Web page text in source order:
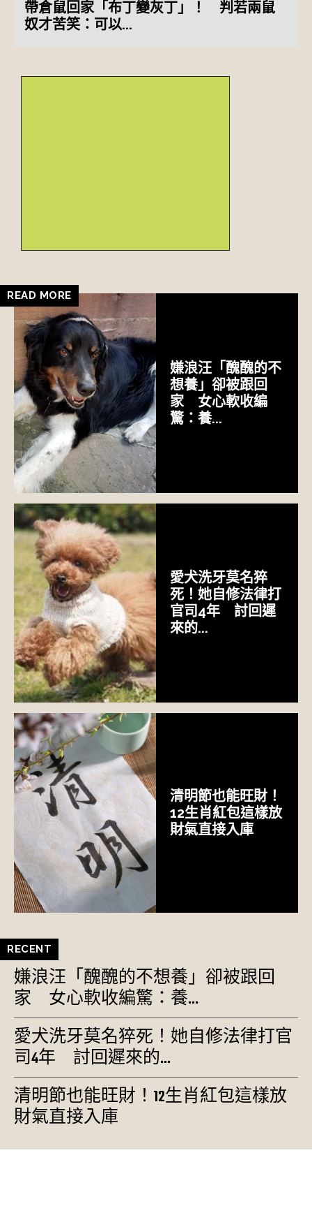
帶倉鼠回家「布丁變灰丁」！ 判若兩鼠
奴才苦笑：可以...
READ MORE
嫌浪汪「醜醜的不
想養」卻被跟回
家 女心軟收編
驚：養...
愛犬洗牙莫名猝
死！她自修法律打
官司4年 討回遲
來的...
清明節也能旺財！
12生肖紅包這樣放
財氣直接入庫
RECENT
嫌浪汪「醜醜的不想養」卻被跟回
家 女心軟收編驚：養...
愛犬洗牙莫名猝死！她自修法律打官
司4年 討回遲來的...
清明節也能旺財！12生肖紅包這樣放
財氣直接入庫